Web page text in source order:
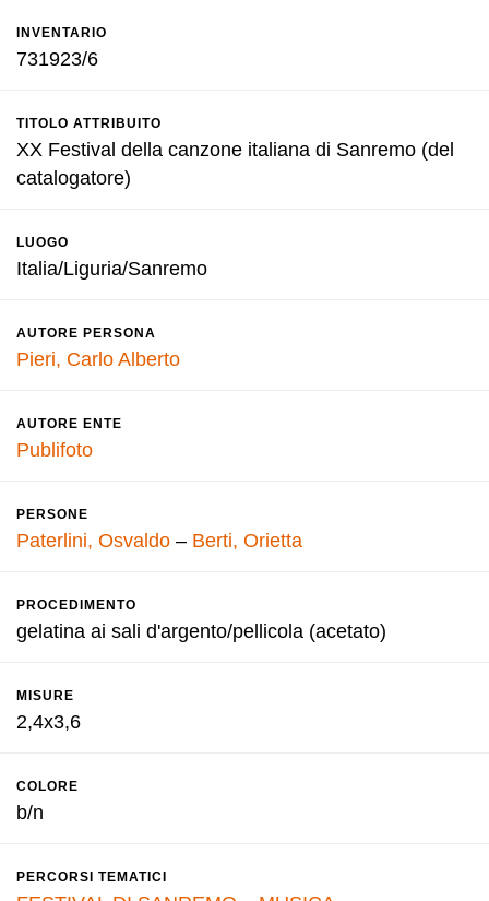
INVENTARIO
731923/6
TITOLO ATTRIBUITO
XX Festival della canzone italiana di Sanremo (del
catalogatore)
LUOGO
Italia/Liguria/Sanremo
AUTORE PERSONA
Pieri, Carlo Alberto
AUTORE ENTE
Publifoto
PERSONE
Paterlini, Osvaldo – Berti, Orietta
PROCEDIMENTO
gelatina ai sali d'argento/pellicola (acetato)
MISURE
2,4x3,6
COLORE
b/n
PERCORSI TEMATICI